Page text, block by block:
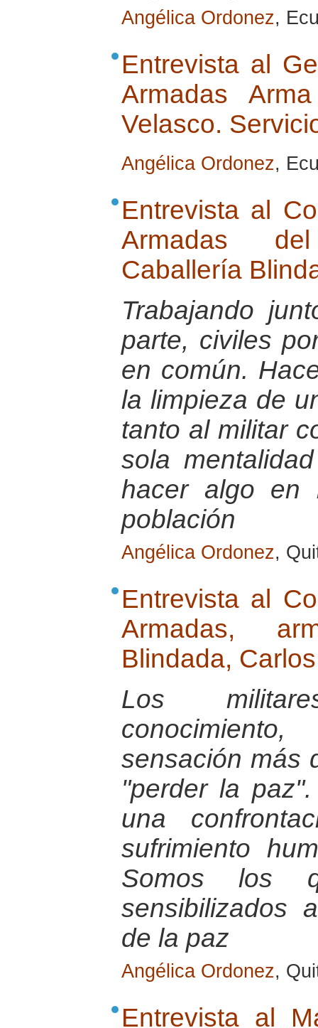
Angélica Ordonez,
Entrevista al
Armadas
Velasco.
Angélica Ordonez,
Entrevista al
Armadas
Caballería
Trabajando
parte, civiles
en común.
la limpieza de
tanto al militar
sola
hacer algo en
población
Angélica Ordonez,
Entrevista al
Armadas,
Blindada,
Los
sensación más
"perder la
una
sufrimiento
Somos los
sensibilizados
de la paz
Angélica Ordonez,
Entrevista al